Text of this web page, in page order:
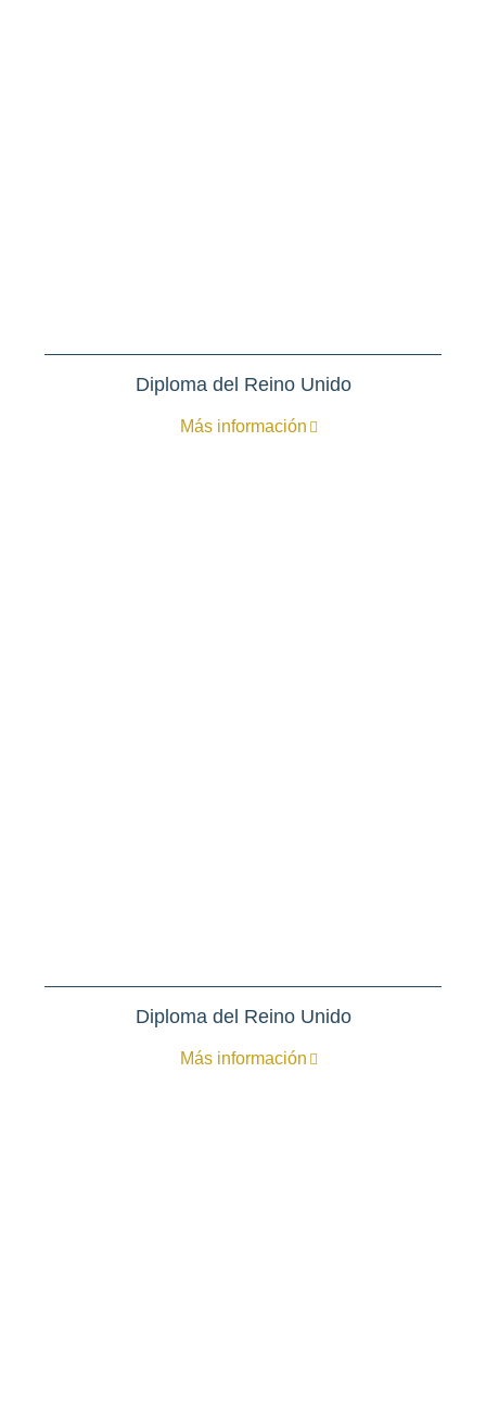
Diploma del Reino Unido
Más información
Diploma del Reino Unido
Más información